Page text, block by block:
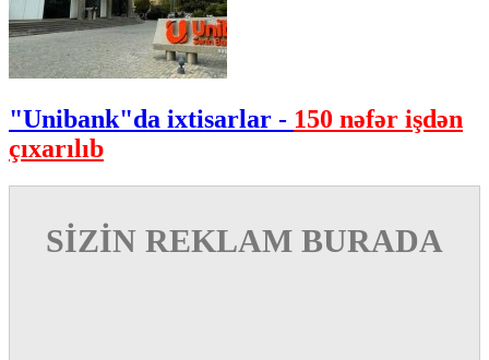
"Unibank"da ixtisarlar - 150 nəfər işdən
çıxarılıb
SİZİN REKLAM BURADA